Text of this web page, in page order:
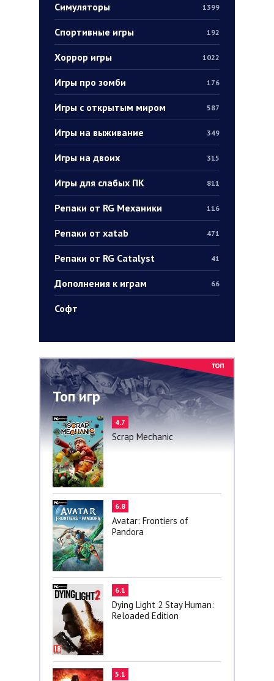
Симуляторы 1399
Спортивные игры 192
Хоррор игры 1022
Игры про зомби 176
Игры с открытым миром 587
Игры на выживание 349
Игры на двоих 315
Игры для слабых ПК 811
Репаки от RG Механики 116
Репаки от xatab 471
Репаки от RG Catalyst 41
Дополнения к играм 66
Софт
Топ игр
4.7
Scrap Mechanic
6.8
Avatar: Frontiers of
Pandora
6.1
Dying Light 2 Stay Human:
Reloaded Edition
5.1